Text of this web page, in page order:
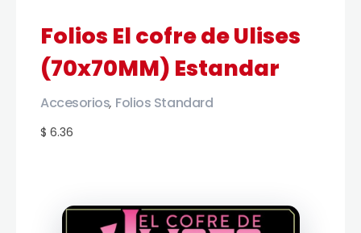
Folios El cofre de Ulises
(70x70MM) Estandar
$ 6.36
Accesorios, Folios Standard